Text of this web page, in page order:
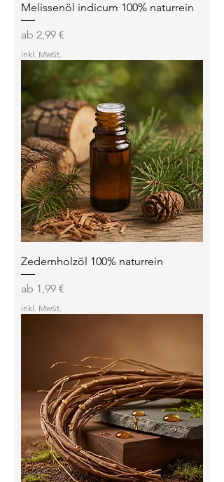
Melissenöl indicum 100% naturrein
ab 2,99 €
Sale-Preis
inkl. MwSt.
Zedernholzöl 100% naturrein
ab 1,99 €
Sale-Preis
inkl. MwSt.